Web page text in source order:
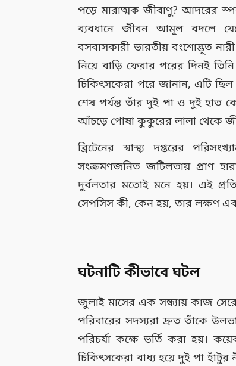
পড়ে মারাত্মক জীবাণু? আদরের
ব্যবধানে জীবন আমূল বদলে
বসবাসকারী ভারতীয় বংশোদ্ভূত
নিয়ে বাড়ি ফেরার পরের দিনই
চিকিৎসকেরা পরে জানান, এটি
শেষ পর্যন্ত তাঁর দুই পা ও দুই হাত
আঁচড়ে পোষা কুকুরের লালা থেকে
ব্রিটেনের স্বাস্থ্য দপ্তরের
সংক্রমণজনিত জটিলতায় প্রাণ
দুর্বলতার মতোই মনে হয়। এই
সেপসিস কী, কেন হয়, তার লক্ষণ
ঘটনাটি কীভাবে ঘটল
জুলাই মাসের এক সন্ধ্যায় কাজ
পরিবারের সদস্যরা দ্রুত তাঁকে
পরিচর্যা কক্ষে ভর্তি করা হয়।
চিকিৎসকেরা বাধ্য হয়ে দুই পা